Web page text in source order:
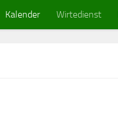
Kalender Wirtedienst